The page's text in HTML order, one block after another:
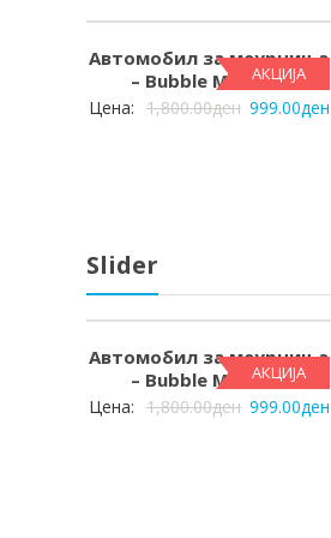
АКЦИЈА
Автомобил за меурчиња
– Bubble Machine
Цена: 1,800.00ден 999.00ден
Slider
АКЦИЈА
Автомобил за меурчиња
– Bubble Machine
Цена: 1,800.00ден 999.00ден